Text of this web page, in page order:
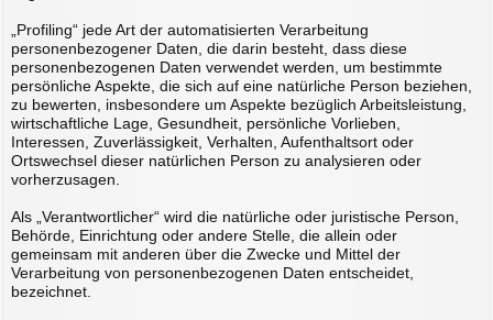
„Profiling“ jede Art der automatisierten Verarbeitung
personenbezogener Daten, die darin besteht, dass diese
personenbezogenen Daten verwendet werden, um bestimmte
persönliche Aspekte, die sich auf eine natürliche Person beziehen,
zu bewerten, insbesondere um Aspekte bezüglich Arbeitsleistung,
wirtschaftliche Lage, Gesundheit, persönliche Vorlieben,
Interessen, Zuverlässigkeit, Verhalten, Aufenthaltsort oder
Ortswechsel dieser natürlichen Person zu analysieren oder
vorherzusagen.
Als „Verantwortlicher“ wird die natürliche oder juristische Person,
Behörde, Einrichtung oder andere Stelle, die allein oder
gemeinsam mit anderen über die Zwecke und Mittel der
Verarbeitung von personenbezogenen Daten entscheidet,
bezeichnet.